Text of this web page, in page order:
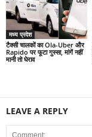
मध्य प्रदेश
टैक्सी चालकों का Ola-Uber और
Rapido पर फूटा गुस्सा, मांगें नहीं
मानी तो घेराव
LEAVE A REPLY